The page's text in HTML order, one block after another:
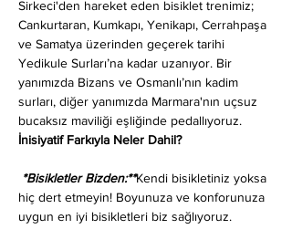
Sirkeci'den hareket eden bisiklet trenimiz;
Cankurtaran, Kumkapı, Yenikapı, Cerrahpaşa
ve Samatya üzerinden geçerek tarihi
Yedikule Surları’na kadar uzanıyor. Bir
yanımızda Bizans ve Osmanlı’nın kadim
surları, diğer yanımızda Marmara'nın uçsuz
bucaksız maviliği eşliğinde pedallıyoruz.
İnisiyatif Farkıyla Neler Dahil?
*Bisikletler Bizden:**Kendi bisikletiniz yoksa
hiç dert etmeyin! Boyunuza ve konforunuza
uygun en iyi bisikletleri biz sağlıyoruz.